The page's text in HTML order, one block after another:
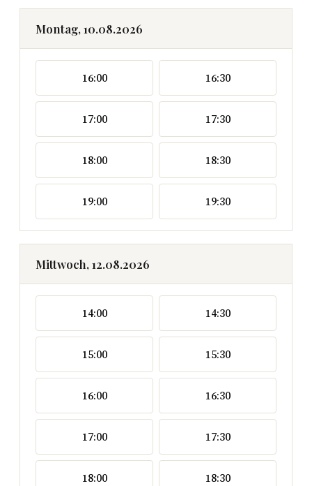
Montag, 10.08.2026
16:00 16:30
17:00 17:30
18:00 18:30
19:00 19:30
Mittwoch, 12.08.2026
14:00 14:30
15:00 15:30
16:00 16:30
17:00 17:30
18:00 18:30